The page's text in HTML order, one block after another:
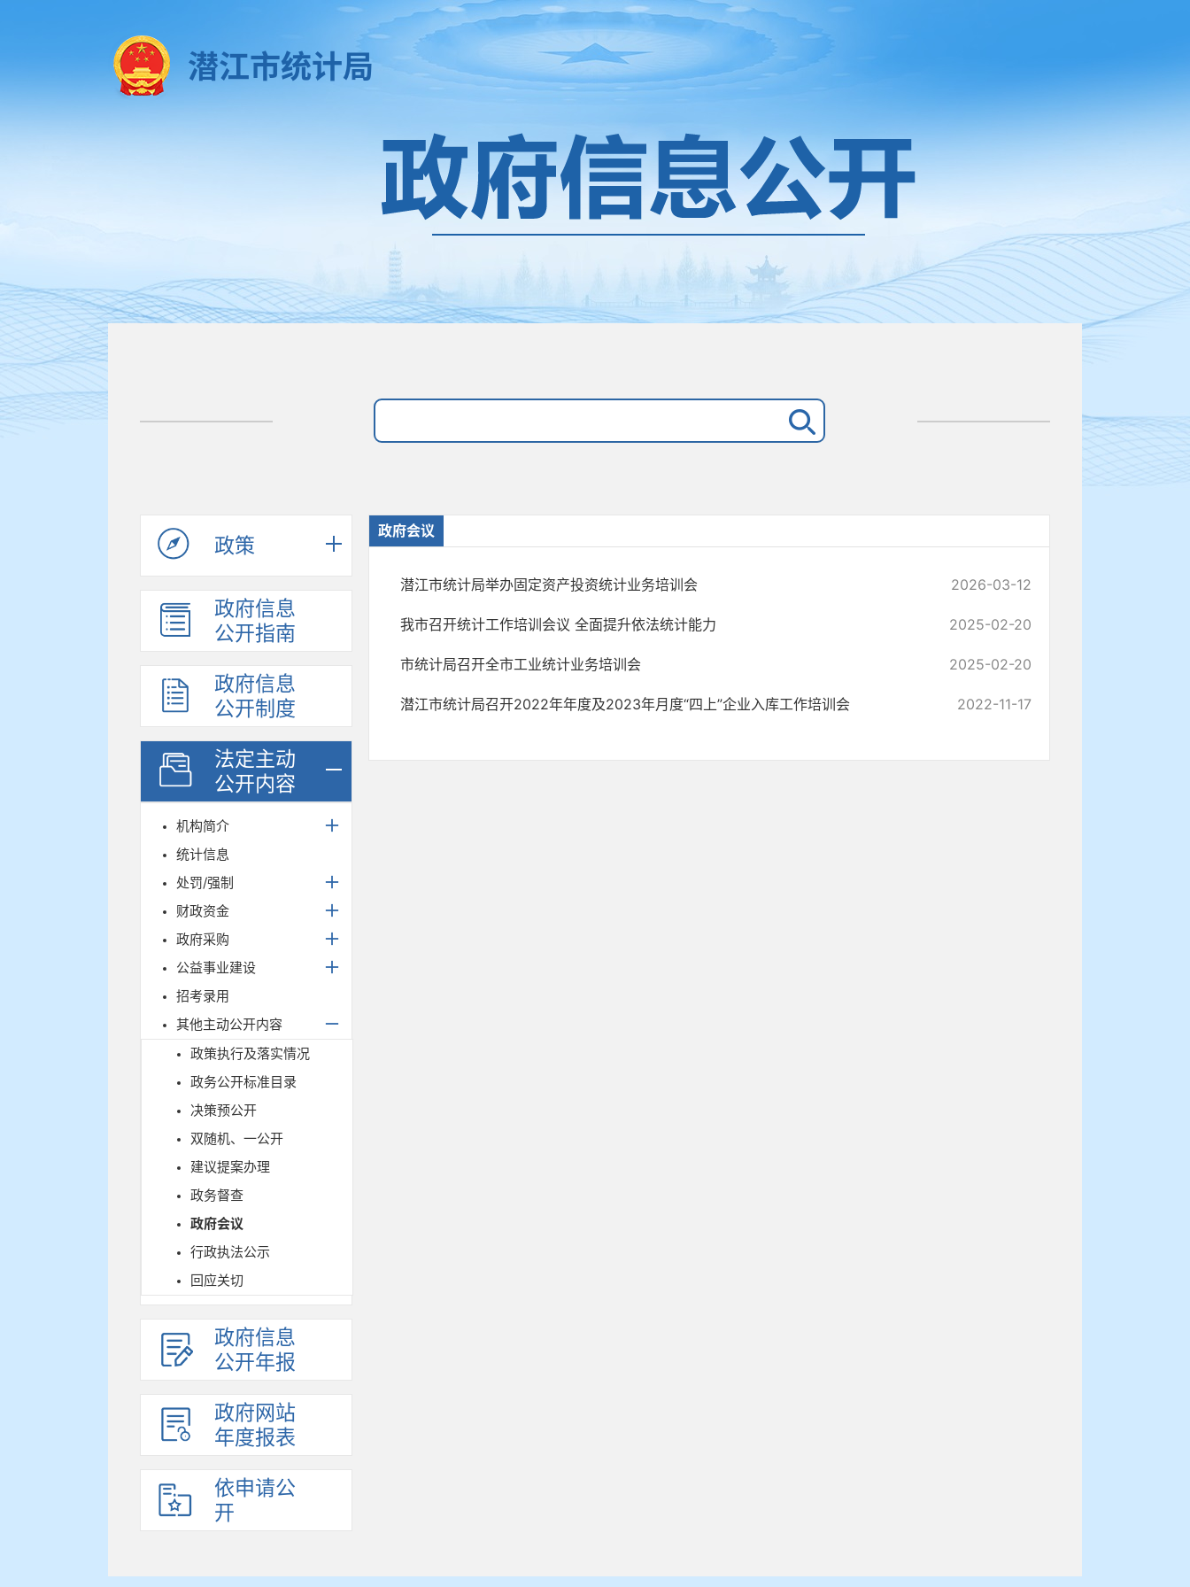
潜江市统计局
政策
政府信息
公开指南
政府信息
公开制度
法定主动
公开内容
机构简介
统计信息
处罚/强制
财政资金
政府采购
公益事业建设
招考录用
其他主动公开内容
政策执行及落实情况
政务公开标准目录
决策预公开
双随机、一公开
建议提案办理
政务督查
政府会议
行政执法公示
回应关切
政府信息
公开年报
政府网站
年度报表
依申请公
开
政府会议
潜江市统计局举办固定资产投资统计业务培训会 2026-03-12
我市召开统计工作培训会议 全面提升依法统计能力 2025-02-20
市统计局召开全市工业统计业务培训会 2025-02-20
潜江市统计局召开2022年年度及2023年月度“四上”企业入库工作培训会 2022-11-17